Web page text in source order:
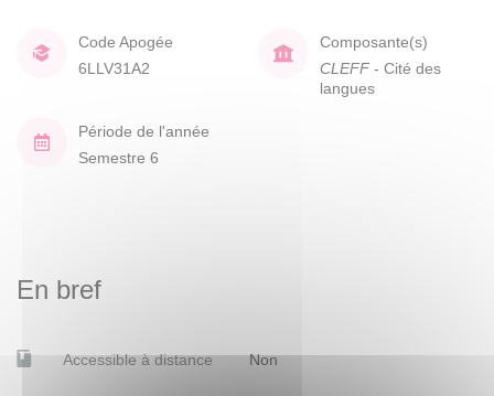
Code Apogée
6LLV31A2
Composante(s)
CLEFF - Cité des
langues
Période de l'année
Semestre 6
En bref
Accessible à distance Non